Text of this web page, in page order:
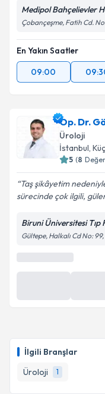
İlgili Branşlar
Üroloji
1
Medipol Bahçelievler
Çobançeşme, Fatih Cd.
En Yakın Saatler
09:00
Op. Dr.
Üroloji
İstanbul,
5 (8
Taş şikâyetim
sürecinde çok ilgili,
Biruni Üniversitesi Tıp
Gültepe, Halkalı Cd No:
En Yakın Saatler